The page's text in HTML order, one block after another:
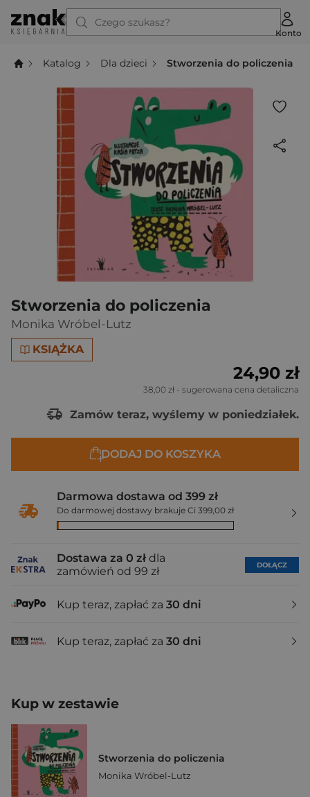
Czego szukasz?
Konto
Katalog Dla dzieci Stworzenia do policzenia
Stworzenia do policzenia
Monika Wróbel-Lutz
KSIĄŻKA
24,90 zł
38,00 zł - sugerowana cena detaliczna
Zamów teraz, wyślemy w poniedziałek.
DODAJ DO KOSZYKA
Darmowa dostawa od 399 zł
Do darmowej dostawy brakuje Ci 399,00 zł
Dostawa za 0 zł dla
zamówień od 99 zł
DOŁĄCZ
Kup teraz, zapłać za 30 dni
Kup teraz, zapłać za 30 dni
Kup w zestawie
Stworzenia do policzenia
Monika Wróbel-Lutz